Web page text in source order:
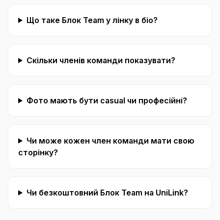
Що таке Блок Team у лінку в біо?
Скільки членів команди показувати?
Фото мають бути casual чи професійні?
Чи може кожен член команди мати свою
сторінку?
Чи безкоштовний Блок Team на UniLink?